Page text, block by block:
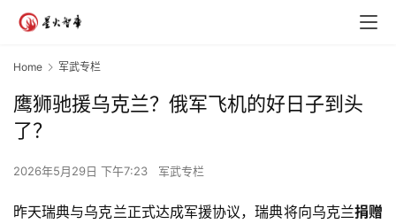
Home 军武专栏
鹰狮驰援乌克兰？俄军飞机的好日子到头
了？
2026年5月29日 下午7:23 军武专栏
昨天瑞典与乌克兰正式达成军援协议，瑞典将向乌克兰捐赠